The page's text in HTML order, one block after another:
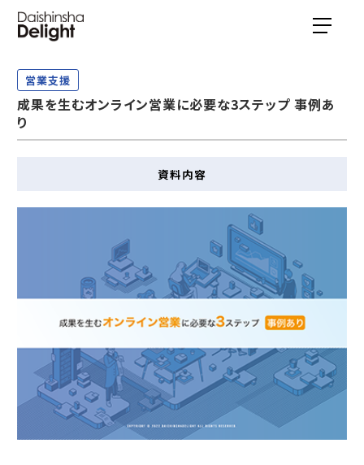
営業支援
成果を生むオンライン営業に必要な3ステップ 事例あ
り
資料内容